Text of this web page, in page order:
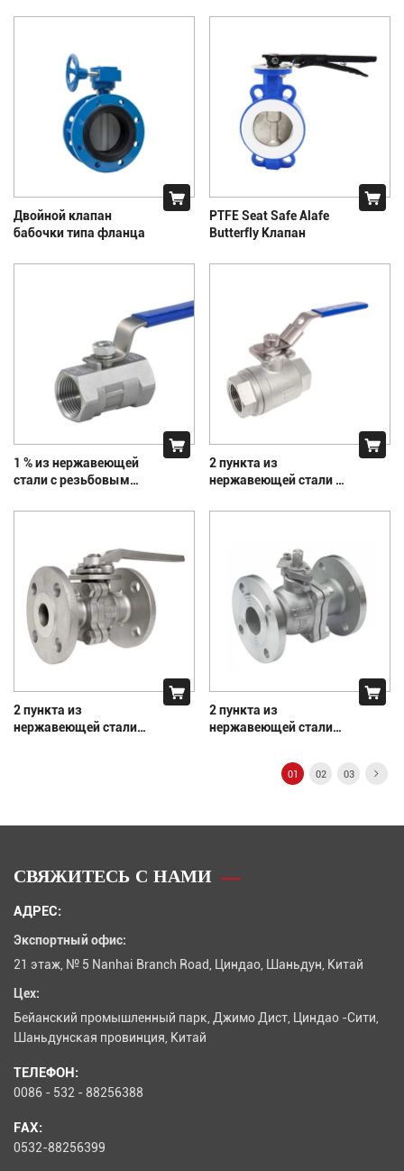
Двойной клапан
бабочки типа фланца
PTFE Seat Safe Alafe
Butterfly Клапан
1 % из нержавеющей
стали с резьбовым
клапаном
2 пункта из
нержавеющей стали с
шариковым
2 пункта из
нержавеющей стали
2 пункта из
нержавеющей стали
01 02 03
СВЯЖИТЕСЬ С НАМИ
АДРЕС:
Экспортный офис:
21 этаж, № 5 Nanhai Branch Road, Циндао, Шаньдун, Китай
Цех:
Бейанский промышленный парк, Джимо Дист, Циндао -Сити,
Шаньдунская провинция, Китай
ТЕЛЕФОН:
0086 - 532 - 88256388
FAX:
0532-88256399